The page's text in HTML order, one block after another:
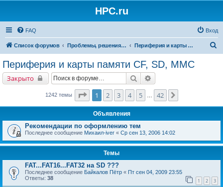
HPC.ru
FAQ Вход
Список форумов Проблемы, решения, советы Периферия и карты памяти CF, SD, MMC
Периферия и карты памяти CF, SD, MMC
Закрыто Поиск
1242 темы Страница1 из
1 2 3 4 5 42
Объявления
Рекомендации по оформлению тем
Последнее сообщение Михаил-iver « Ср сен 13, 2006 14:02
Темы
FAT...FAT16...FAT32 на SD ???
Последнее сообщение Байкалов Пётр « Пт сен 04, 2009 23:55
Ответы: 38 1 2 3